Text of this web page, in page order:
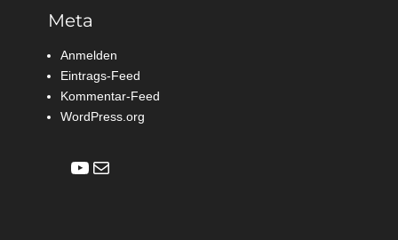
Meta
Anmelden
Eintrags-Feed
Kommentar-Feed
WordPress.org
YouTube
E-Mail